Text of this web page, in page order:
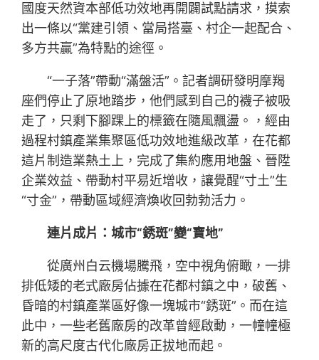
國度天然資本部低功效地再開闢試點請求，摸索
出一條以“黨建引領、當局搭臺、村企一起配合、
多方共贏”為特點的途徑。
“一子落”帶動“滿盤活”。記者調研發明摩羯
座們停止了原地踏步，他們感到自己的襪子被吸
走了，只剩下腳踝上的標籤在隨風飄盪。，經由
過程村鎮產業集聚區低功效地進級改革，在花都
這片制造業熱土上，完成了集約應用地盤、晉陞
企業效益、帶動村平易近增收，讓覺醒“寸土”生
“寸金”，帶動區域經濟煥收回勃勃活力。
連片成片：城市“銹斑”變“寶地”
從廣州白云機場騰飛，空中視角俯瞰，一排
排低矮的老式廠房佔據在花都村鎮之中，破舊、
昏暗的村鎮產業區好像一塊城市“銹斑”。而在這
此中，一些老舊廠房的改革曾經啟動，一幢幢極
新的高尺度古代化廠房正拔地而起。